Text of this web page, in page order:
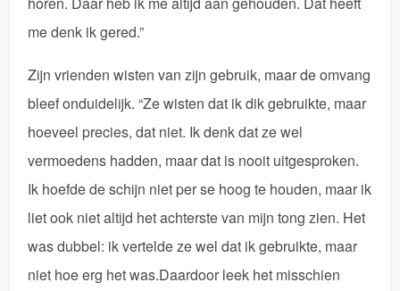
me denk ik gered.”
Zijn vrienden wisten van zijn gebruik, maar de omvang
bleef onduidelijk. “Ze wisten dat ik dik gebruikte, maar
hoeveel precies, dat niet. Ik denk dat ze wel
vermoedens hadden, maar dat is nooit uitgesproken.
Ik hoefde de schijn niet per se hoog te houden, maar ik
liet ook niet altijd het achterste van mijn tong zien. Het
was dubbel: ik vertelde ze wel dat ik gebruikte, maar
niet hoe erg het was.Daardoor leek het misschien